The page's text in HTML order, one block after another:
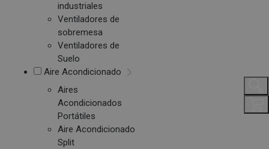
industriales
Ventiladores de
sobremesa
Ventiladores de
Suelo
Aire Acondicionado
Aires
Acondicionados
Portátiles
Aire Acondicionado
Split